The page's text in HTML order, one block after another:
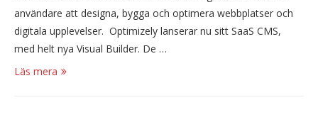
användare att designa, bygga och optimera webbplatser och
digitala upplevelser. Optimizely lanserar nu sitt SaaS CMS,
med helt nya Visual Builder. De …
Läs mera